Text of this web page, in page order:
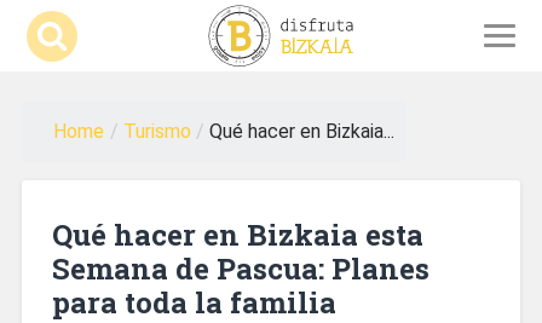
Home / Turismo / Qué hacer en Bizkaia...
Qué hacer en Bizkaia esta
Semana de Pascua: Planes
para toda la familia